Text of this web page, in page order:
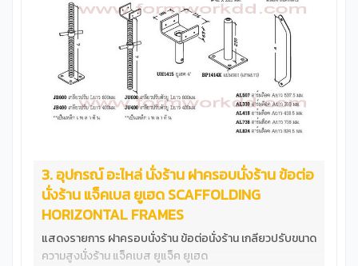
3. อุปกรณ์ อะไหล่ นั่งร้าน ฝาครอบนั่งร้าน ข้อต่อ
นั่งร้าน แจ็คเบส ยูเฮด SCAFFOLDING
HORIZONTAL FRAMES
แสดงรายการ ฝาครอบนั่งร้าน ข้อต่อนั่งร้าน เกลียวปรับขนาด
ความสูงนั่งร้าน แจ็คเบส ยูแจ็ค ยูเฮด